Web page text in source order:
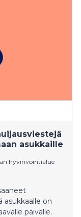
Tiina
asukkaille
hyvinvointialue
asukkaalle on
päivälle.